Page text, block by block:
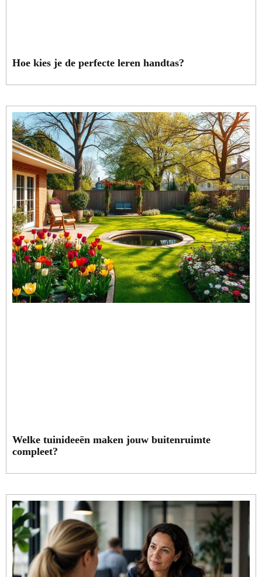
Hoe kies je de perfecte leren handtas?
Welke tuinideeën maken jouw buitenruimte
compleet?